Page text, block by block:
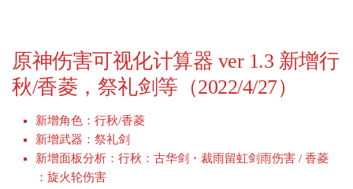
原神伤害可视化计算器 ver 1.3 新增行
秋/香菱，祭礼剑等（2022/4/27）
新增角色：行秋/香菱
新增武器：祭礼剑
新增面板分析：行秋：古华剑・裁雨留虹剑雨伤害 / 香菱
：旋火轮伤害